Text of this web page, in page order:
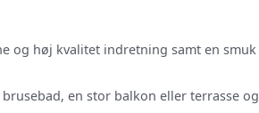
og høj kvalitet indretning samt en smuk
en stor balkon eller terrasse og